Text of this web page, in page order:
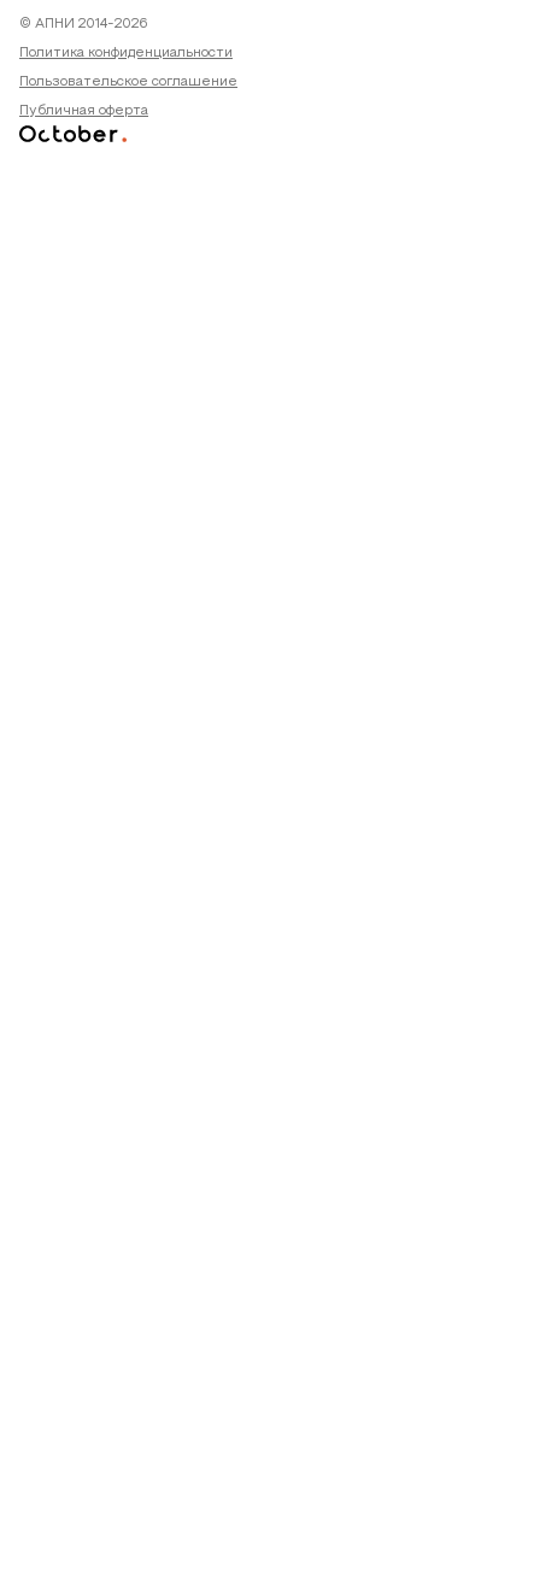
© АПНИ 2014-2026
Политика конфиденциальности
Пользовательское соглашение
Публичная оферта